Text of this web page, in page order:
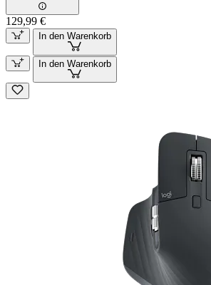
129,99 €
In den Warenkorb
In den Warenkorb